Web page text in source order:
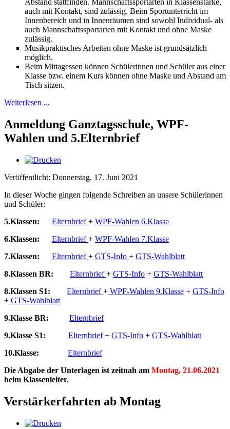
Abstand stattfinden. Mannschaftssportarten in Klassenstärke,
auch mit Kontakt, sind zulässig. Beim Sportunterricht im
Innenbereich und in Innenräumen sind sowohl Individual- als
auch Mannschaftssportarten mit Kontakt und ohne Maske
zulässig.
Musikpraktisches Arbeiten ohne Maske ist grundsätzlich
möglich.
Beim Mittagessen können Schülerinnen und Schüler aus einer
Klasse bzw. einem Kurs können ohne Maske und Abstand am
Tisch sitzen.
Weiterlesen ...
Anmeldung Ganztagsschule, WPF-
Wahlen und 5.Elternbrief
Veröffentlicht: Donnerstag, 17. Juni 2021
In dieser Woche gingen folgende Schreiben an unsere Schülerinnen
und Schüler:
5.Klassen:
Elternbrief+ WPF-Wahlen 6.Klasse
6.Klassen: Elternbrief+ WPF-Wahlen 7.Klasse
7.Klassen:
Elternbrief+ GTS-Info + GTS-Wahlblatt
8.Klassen BR:
Elternbrief+ GTS-Info + GTS-Wahlblatt
8.Klassen S1: Elternbrief+ WPF-Wahlen 9.Klasse + GTS-Info
+ GTS-Wahlblatt
9.Klasse BR:
Elternbrief
9.Klasse S1:
Elternbrief+ GTS-Info + GTS-Wahlblatt
10.Klasse: Elternbrief
Die Abgabe der Unterlagen ist zeitnah am Montag, 21.06.2021
beim Klassenleiter.
Verstärkerfahrten ab Montag